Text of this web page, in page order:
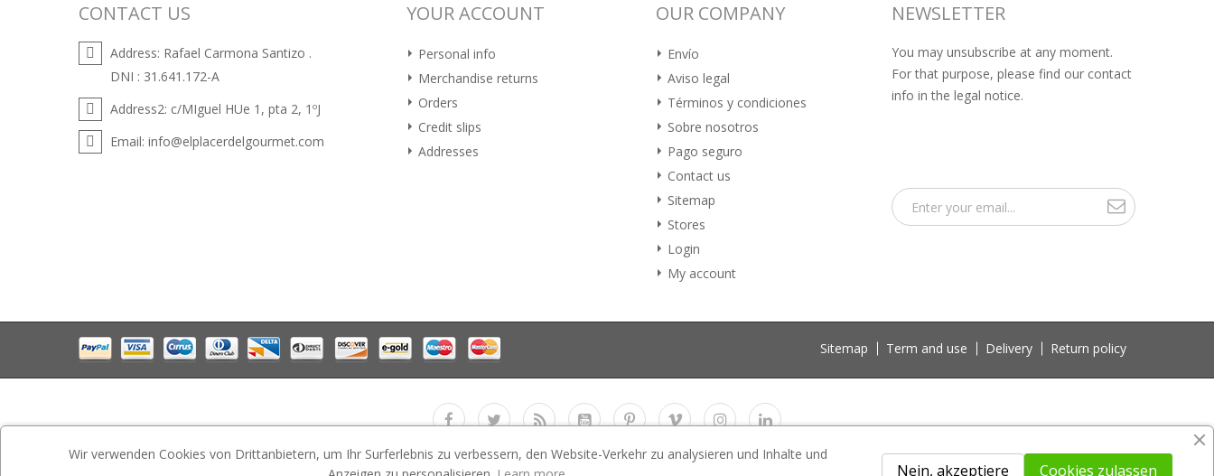
CONTACT US
Address: Rafael Carmona Santizo .
DNI : 31.641.172-A
Address2: c/MIguel HUe 1, pta 2, 1ºJ
Email: info@elplacerdelgourmet.com
YOUR ACCOUNT
Personal info
Merchandise returns
Orders
Credit slips
Addresses
OUR COMPANY
Envío
Aviso legal
Términos y condiciones
Sobre nosotros
Pago seguro
Contact us
Sitemap
Stores
Login
My account
NEWSLETTER
You may unsubscribe at any moment.
For that purpose, please find our contact
info in the legal notice.
Sitemap Term and use Delivery Return policy
Copyright 2017E-Business Co., LTD.All rights reserved
Wir verwenden Cookies von Drittanbietern, um Ihr Surferlebnis zu verbessern, den Website-Verkehr zu analysieren und Inhalte und
Cookies zulassen
Nein, akzeptiere